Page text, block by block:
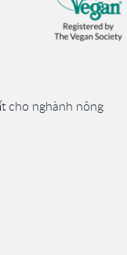
cho nghành nông